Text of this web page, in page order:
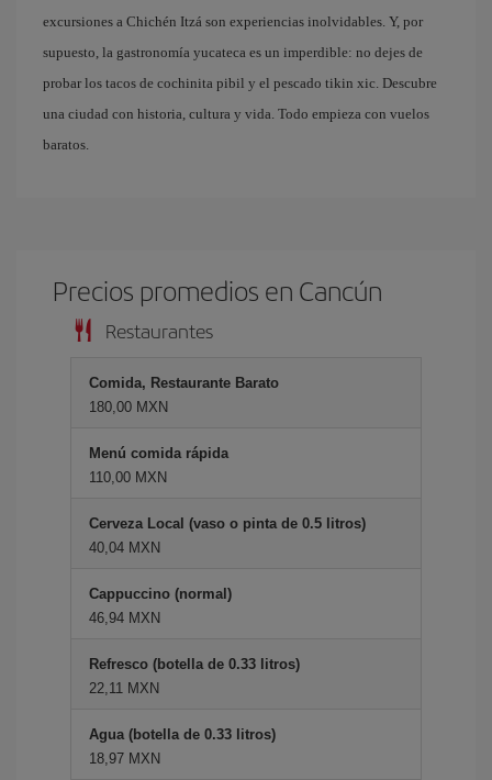
excursiones a Chichén Itzá son experiencias inolvidables. Y, por
supuesto, la gastronomía yucateca es un imperdible: no dejes de
probar los tacos de cochinita pibil y el pescado tikin xic. Descubre
una ciudad con historia, cultura y vida. Todo empieza con vuelos
baratos.
Precios promedios en Cancún
Restaurantes
Comida, Restaurante Barato
180,00 MXN
Menú comida rápida
110,00 MXN
Cerveza Local (vaso o pinta de 0.5 litros)
40,04 MXN
Cappuccino (normal)
46,94 MXN
Refresco (botella de 0.33 litros)
22,11 MXN
Agua (botella de 0.33 litros)
18,97 MXN